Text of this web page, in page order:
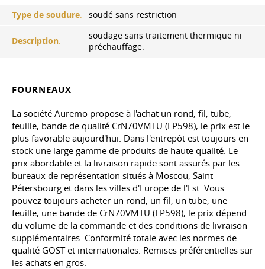
Type de soudure: soudé sans restriction
Description:
soudage sans traitement thermique ni
préchauffage.
FOURNEAUX
La société Auremo propose à l'achat un rond, fil, tube,
feuille, bande de qualité CrN70VMTU (EP598), le prix est le
plus favorable aujourd'hui. Dans l'entrepôt est toujours en
stock une large gamme de produits de haute qualité. Le
prix abordable et la livraison rapide sont assurés par les
bureaux de représentation situés à Moscou, Saint-
Pétersbourg et dans les villes d'Europe de l'Est. Vous
pouvez toujours acheter un rond, un fil, un tube, une
feuille, une bande de CrN70VMTU (EP598), le prix dépend
du volume de la commande et des conditions de livraison
supplémentaires. Conformité totale avec les normes de
qualité GOST et internationales. Remises préférentielles sur
les achats en gros.